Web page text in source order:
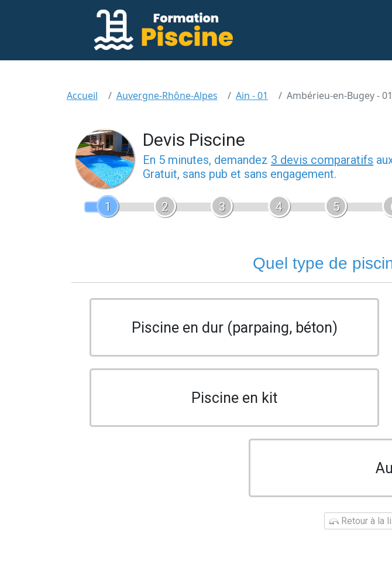
Accueil Auvergne-Rhône-Alpes Ain - 01 Ambérieu-en-Bugey -
Devis Piscine
En 5 minutes, demandez 3 devis comparatifs
Gratuit, sans pub et sans engagement.
1 2 3 4 5
Quel type de
Piscine en dur (parpaing, béton)
Piscine en kit
Retour à la